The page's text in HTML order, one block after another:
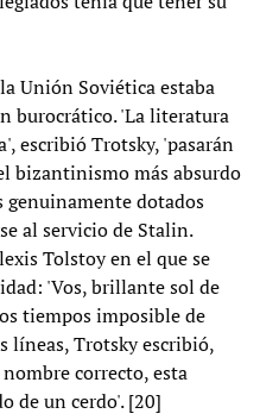
Unión Soviética estaba
burocrático. 'La literatura
escribió Trotsky, 'pasarán
bizantinismo más absurdo
genuinamente dotados
al servicio de Stalin.
Tolstoy en el que se
'Vos, brillante sol de
tiempos imposible de
líneas, Trotsky escribió,
correcto, esta
de un cerdo'. [20]